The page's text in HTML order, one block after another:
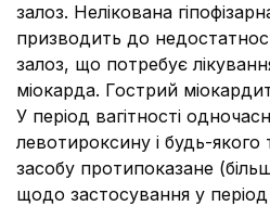
залоз. Нелікована
призводить до
залоз, що потребує
міокарда. Гострий
У період вагітності
левотироксину і будь-якого
засобу протипоказане
щодо застосування у період